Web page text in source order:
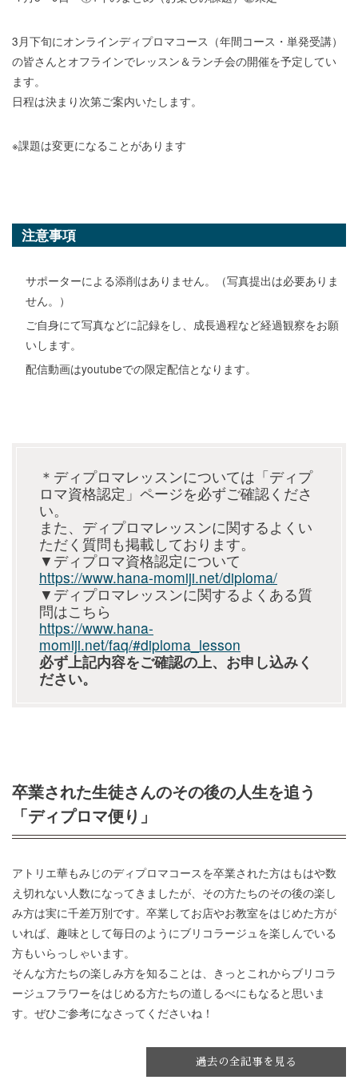
3月下旬にオンラインディプロマコース（年間コース・単発受講）
の皆さんとオフラインでレッスン＆ランチ会の開催を予定してい
ます。
日程は決まり次第ご案内いたします。
※課題は変更になることがあります
注意事項
サポーターによる添削はありません。（写真提出は必要ありま
せん。）
ご自身にて写真などに記録をし、成長過程など経過観察をお願
いします。
配信動画はyoutubeでの限定配信となります。
＊ディプロマレッスンについては「ディプ
ロマ資格認定」ページを必ずご確認くださ
い。
また、ディプロマレッスンに関するよくい
ただく質問も掲載しております。
▼ディプロマ資格認定について
https://www.hana-momiji.net/diploma/
▼ディプロマレッスンに関するよくある質
問はこちら
https://www.hana-
momiji.net/faq/#diploma_lesson
必ず上記内容をご確認の上、お申し込みく
ださい。
卒業された生徒さんのその後の人生を追う
「ディプロマ便り」
アトリエ華もみじのディプロマコースを卒業された方はもはや数
え切れない人数になってきましたが、その方たちのその後の楽し
み方は実に千差万別です。卒業してお店やお教室をはじめた方が
いれば、趣味として毎日のようにブリコラージュを楽しんでいる
方もいらっしゃいます。
そんな方たちの楽しみ方を知ることは、きっとこれからブリコラ
ージュフラワーをはじめる方たちの道しるべにもなると思いま
す。ぜひご参考になさってくださいね！
過去の全記事を見る